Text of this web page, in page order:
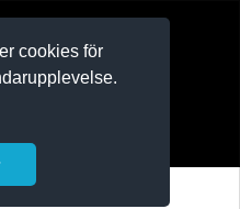
cookies för